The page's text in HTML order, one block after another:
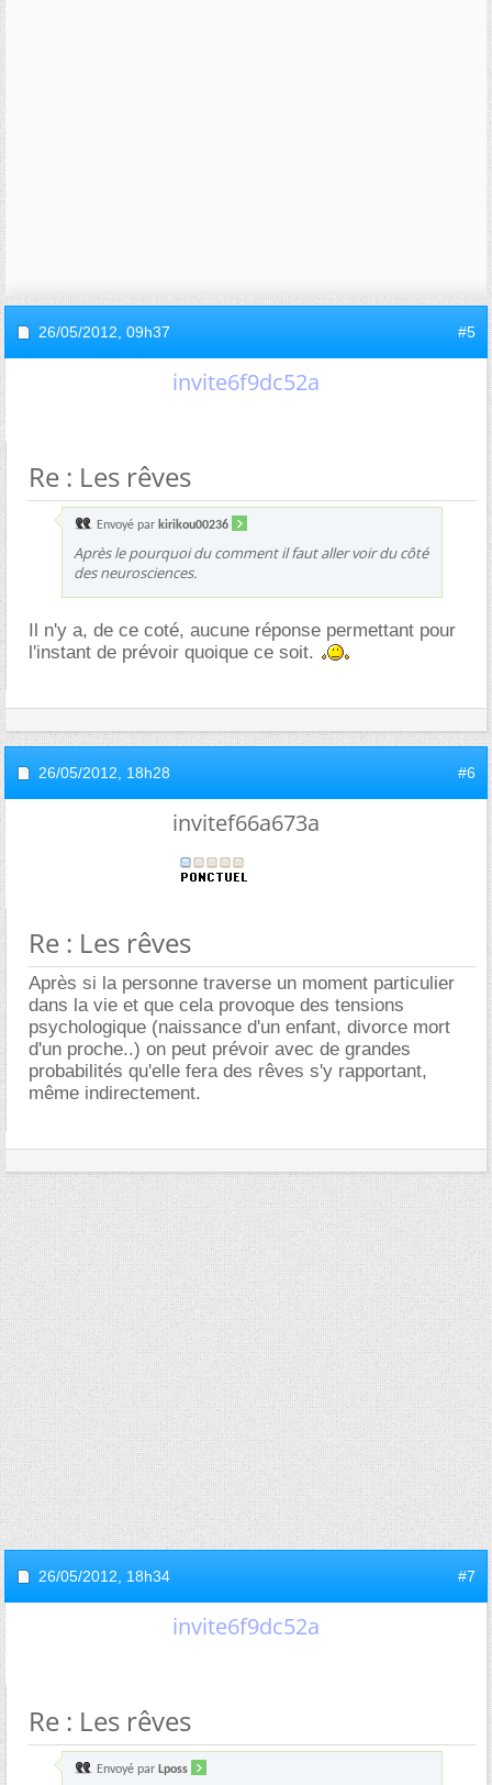
26/05/2012, 09h37 #5
invite6f9dc52a
Re : Les rêves
Envoyé par kirikou00236
Après le pourquoi du comment il faut aller voir du côté
des neurosciences.
Il n'y a, de ce coté, aucune réponse permettant pour
l'instant de prévoir quoique ce soit.
26/05/2012, 18h28 #6
invitef66a673a
Re : Les rêves
Après si la personne traverse un moment particulier
dans la vie et que cela provoque des tensions
psychologique (naissance d'un enfant, divorce mort
d'un proche..) on peut prévoir avec de grandes
probabilités qu'elle fera des rêves s'y rapportant,
même indirectement.
26/05/2012, 18h34 #7
invite6f9dc52a
Re : Les rêves
Envoyé par Lposs